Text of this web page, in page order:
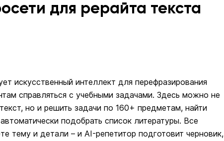
для рерайта текста
искусственный интеллект для перефразирования
справляться с учебными задачами. Здесь можно не
но и решить задачи по 160+ предметам, найти
подобрать список литературы. Все
тему и детали – и AI-репетитор подготовит черновик,